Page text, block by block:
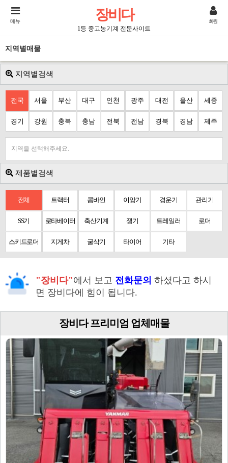
장비다
1등 중고농기계 전문사이트
메뉴 회원
지역별매물
지역별검색
전국 서울 부산 대구 인천 광주 대전 울산 세종
경기 강원 충북 충남 전북 전남 경북 경남 제주
지역을 선택해주세요.
제품별검색
전체 트랙터 콤바인 이앙기 경운기 관리기
SS기 로타베이터 축산기계 쟁기 트레일러 로더
스키드로더 지게차 굴삭기 타이어 기타
"장비다"에서 보고 전화문의 하셨다고 하시
면 장비다에 힘이 됩니다.
장비다 프리미엄 업체매물